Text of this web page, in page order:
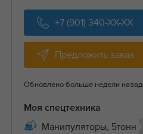
+7 (901) 340-XX-XX
Предложить заказ
Обновлено больше недели назад
Моя спецтехника
Манипуляторы, 5тонн